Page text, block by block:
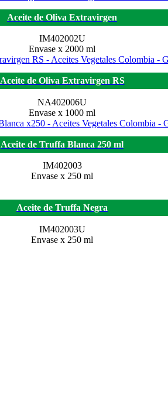
Aceite de Oliva Extravirgen
IM402002U
Envase x 2000 ml
Aceite de Oliva Extravirgen RS
NA402006U
Envase x 1000 ml
Aceite de Truffa Blanca 250 ml
IM402003
Envase x 250 ml
Aceite de Truffa Negra
IM402003U
Envase x 250 ml